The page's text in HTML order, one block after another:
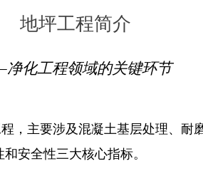
地坪工程简介
化工程领域的关键环节
，主要涉及混凝土基层处理、耐
安全性三大核心指标。